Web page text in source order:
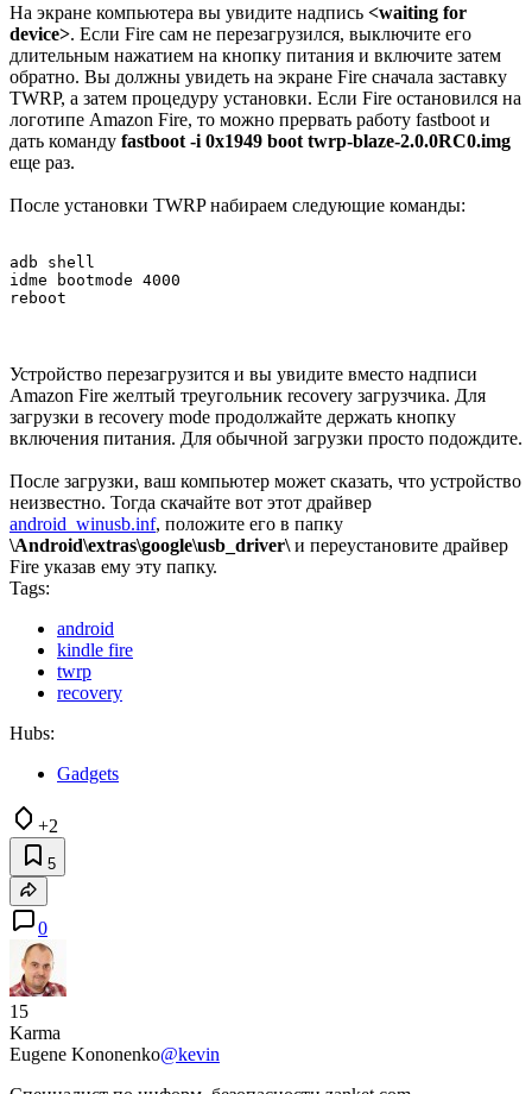
На экране компьютера вы увидите надпись <waiting for
device>. Если Fire сам не перезагрузился, выключите его
длительным нажатием на кнопку питания и включите затем
обратно. Вы должны увидеть на экране Fire сначала заставку
TWRP, а затем процедуру установки. Если Fire остановился на
логотипе Amazon Fire, то можно прервать работу fastboot и
дать команду fastboot -i 0x1949 boot twrp-blaze-2.0.0RC0.img
еще раз.
После установки TWRP набираем следующие команды:
adb shell
idme bootmode 4000
Устройство перезагрузится и вы увидите вместо надписи
Amazon Fire желтый треугольник recovery загрузчика. Для
загрузки в recovery mode продолжайте держать кнопку
включения питания. Для обычной загрузки просто подождите.
После загрузки, ваш компьютер может сказать, что устройство
неизвестно. Тогда скачайте вот этот драйвер
android_winusb.inf, положите его в папку
\Android\extras\google\usb_driver\и переустановите драйвер
Fire указав ему эту папку.
Tags:
android
kindle fire
twrp
recovery
Hubs:
Gadgets
+2
5
0
15
Karma
Eugene Kononenko@kevin